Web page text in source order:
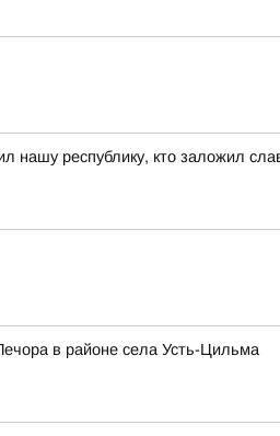
нашу республику, кто заложил
в районе села Усть-Цильма